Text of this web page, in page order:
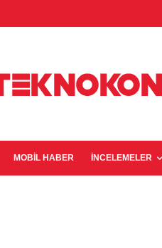
MOBIL HABER İNCELEMELER